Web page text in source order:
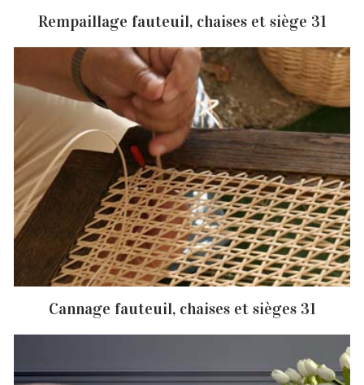
Rempaillage fauteuil, chaises et siège 31
Cannage fauteuil, chaises et sièges 31